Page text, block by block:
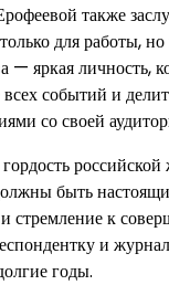
также
для работы,
— яркая личность,
всех событий и
со своей
быть
стремление к
и
годы.